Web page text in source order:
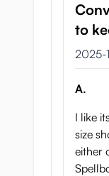
to
30
2025-
A.
I like
size
either